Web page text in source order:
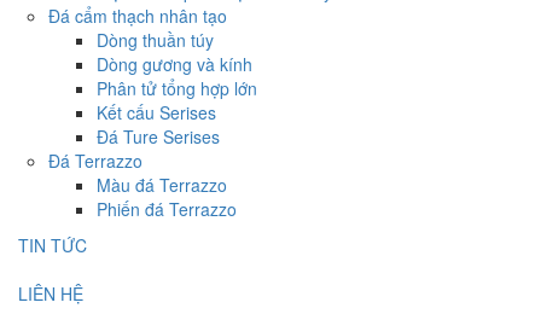
Đá cẩm thạch nhân tạo
Dòng thuần túy
Dòng gương và kính
Phân tử tổng hợp lớn
Kết cấu Serises
Đá Ture Serises
Đá Terrazzo
Màu đá Terrazzo
Phiến đá Terrazzo
TIN TỨC
LIÊN HỆ